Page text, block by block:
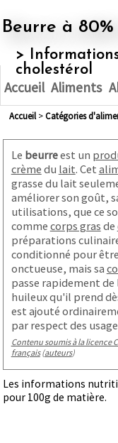
Beurre à
> Informations nutritionnelles :
cholestérol
Accueil Aliments
Accueil> Catégories
Le beurreest un
crème du lait. Cet
grasse du lait
améliorer son goût,
utilisations, que ce
comme corps gras de
préparations
conditionné pour
onctueuse, mais sa
passe rapidement
huileux qu'il prend
est ajouté
par respect des
Contenu soumis à la licence
français(auteurs)
Les informations
pour 100g de matière.